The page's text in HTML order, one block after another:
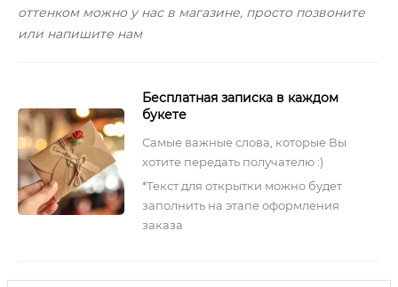
оттенком можно у нас в магазине, просто позвоните
или напишите нам
Бесплатная записка в каждом
букете
Самые важные слова, которые Вы
хотите передать получателю :)
*Текст для открытки можно будет
заполнить на этапе оформления
заказа